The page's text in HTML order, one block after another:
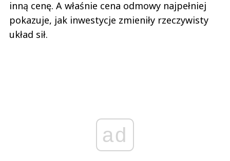
inną cenę. A właśnie cena odmowy najpełniej
pokazuje, jak inwestycje zmieniły rzeczywisty
układ sił.
ad